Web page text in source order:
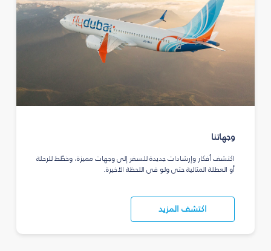
وجهاتنا
اكتشف أفكار وإرشادات جديدة للسفر إلى وجهات مميزة، وخطّط للرحلة
أو العطلة المثالية حتى ولو في اللحظة الأخيرة.
اكتشف المزيد